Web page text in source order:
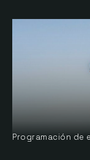
Programación de